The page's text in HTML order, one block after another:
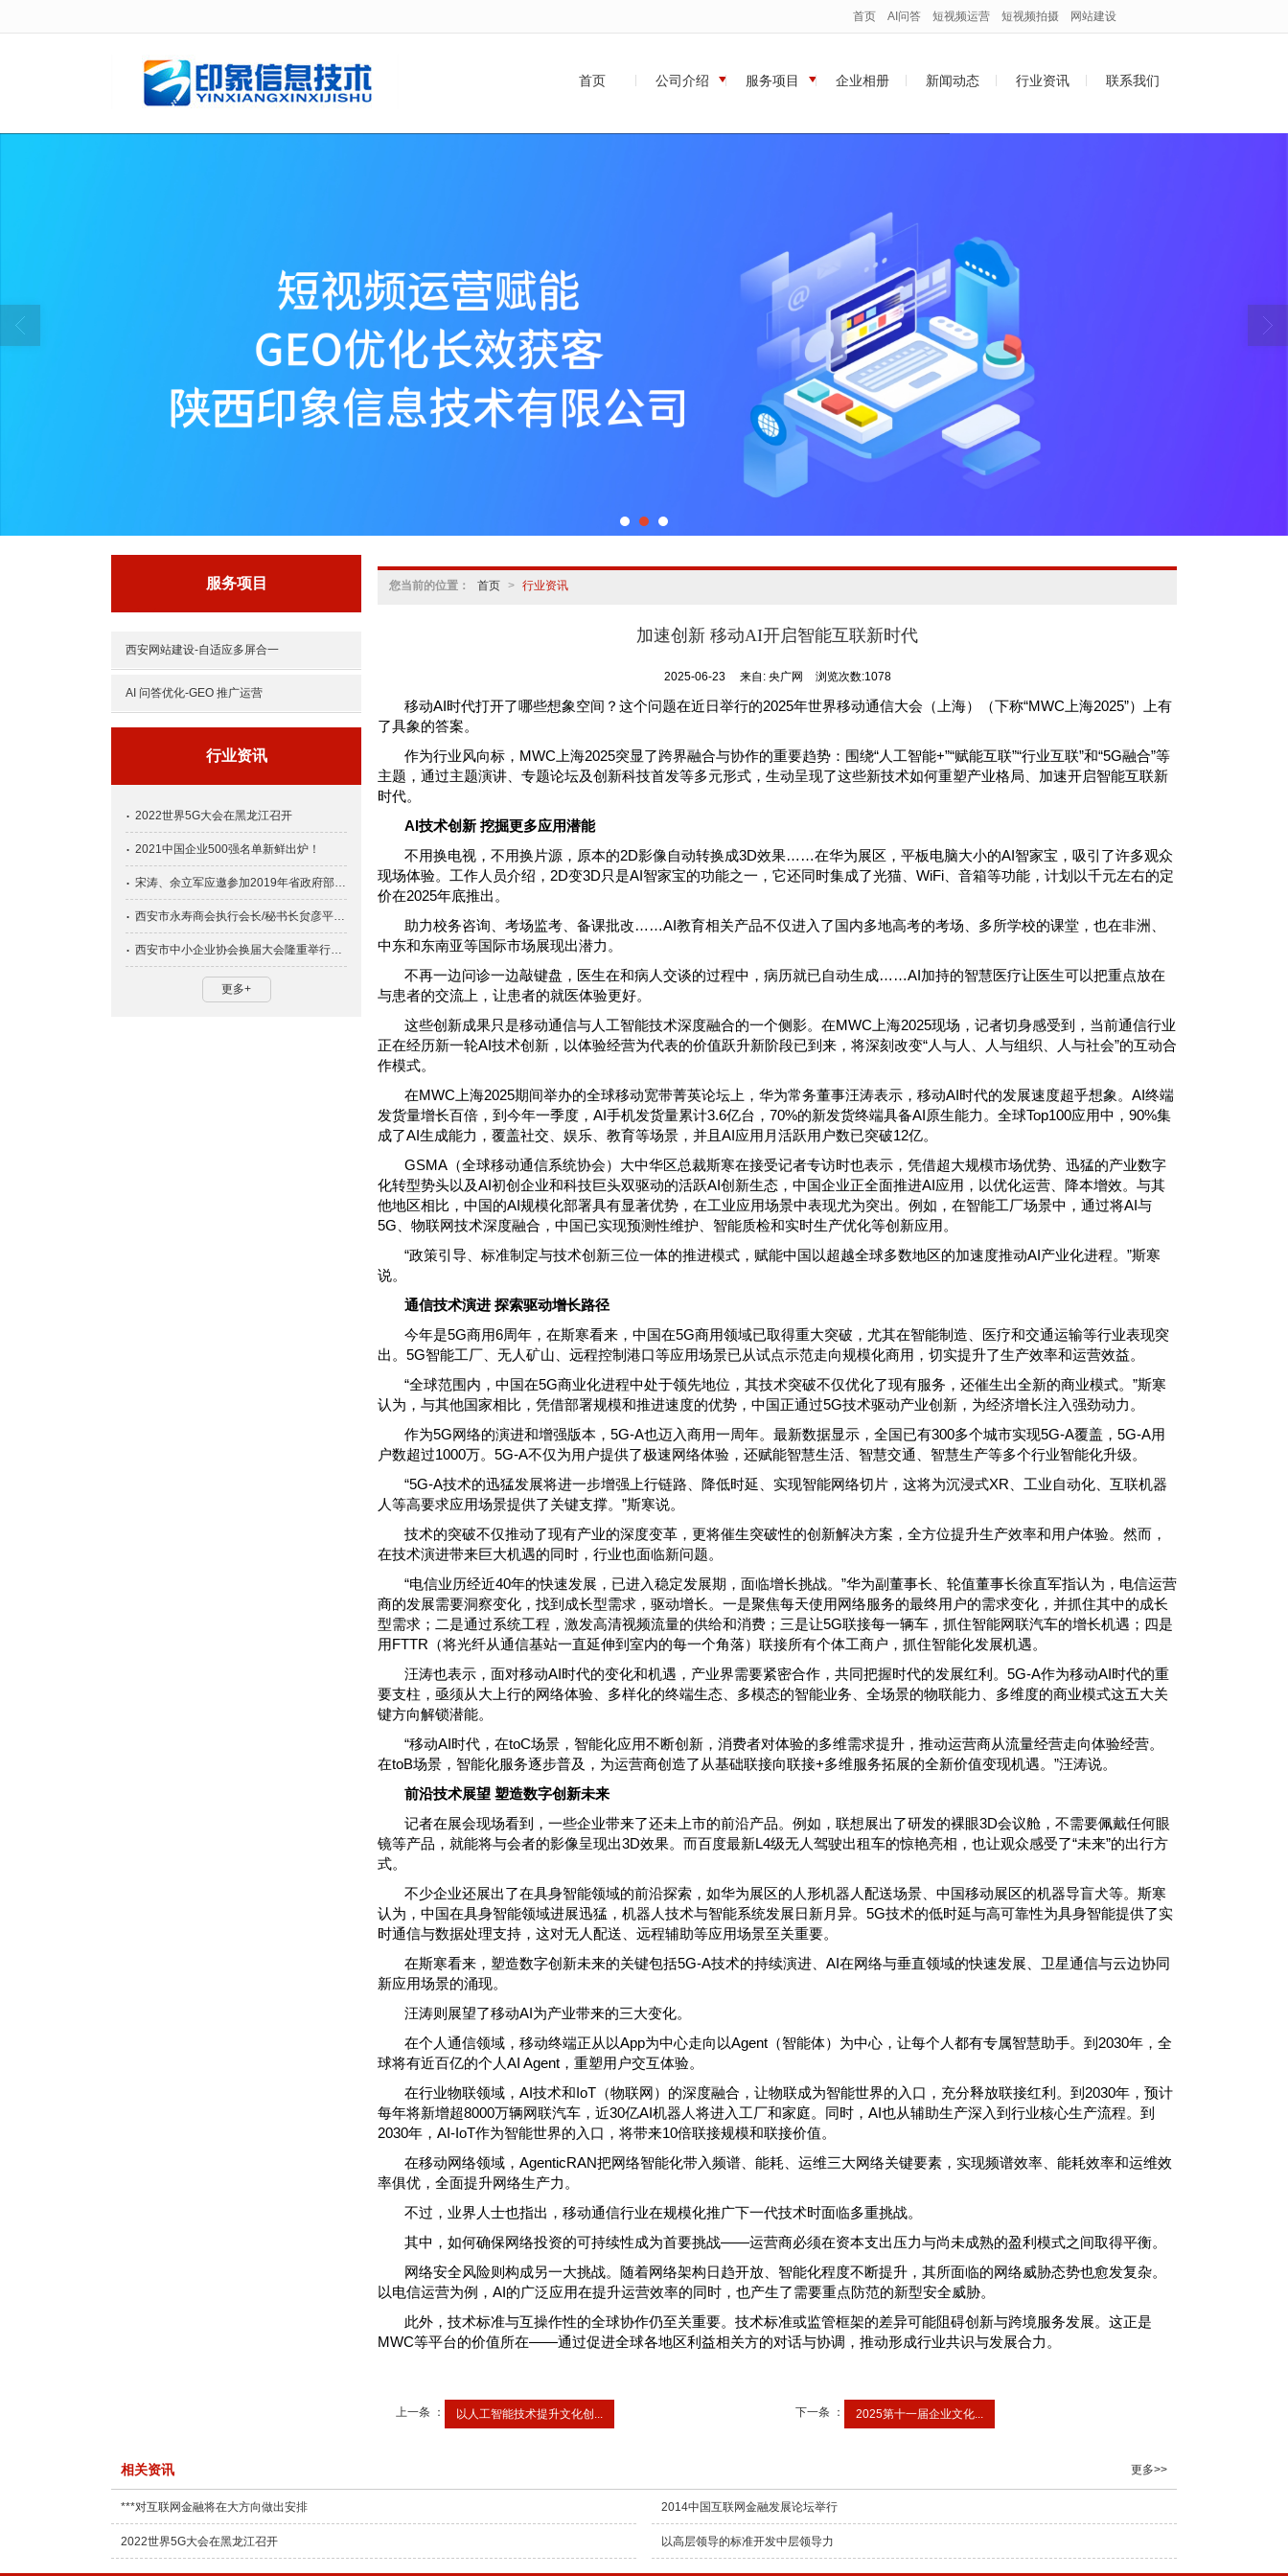
首页 AI问答 短视频运营 短视频拍摄 网站建设
首页 公司介绍 服务项目 企业相册 新闻动态 行业资讯 联系我们
您当前的位置： 首页 > 行业资讯
加速创新 移动AI开启智能互联新时代
2025-06-23 来自: 央广网 浏览次数:1078
移动AI时代打开了哪些想象空间？这个问题在近日举行的2025年世界移动通信大会（上海）（下称“MWC上海2025”）上有
了具象的答案。
作为行业风向标，MWC上海2025突显了跨界融合与协作的重要趋势：围绕“人工智能+”“赋能互联”“行业互联”和“5G融合”等
主题，通过主题演讲、专题论坛及创新科技首发等多元形式，生动呈现了这些新技术如何重塑产业格局、加速开启智能互联新
时代。
AI技术创新 挖掘更多应用潜能
不用换电视，不用换片源，原本的2D影像自动转换成3D效果……在华为展区，平板电脑大小的AI智家宝，吸引了许多观众
现场体验。工作人员介绍，2D变3D只是AI智家宝的功能之一，它还同时集成了光猫、WiFi、音箱等功能，计划以千元左右的定
价在2025年底推出。
助力校务咨询、考场监考、备课批改……AI教育相关产品不仅进入了国内多地高考的考场、多所学校的课堂，也在非洲、
中东和东南亚等国际市场展现出潜力。
不再一边问诊一边敲键盘，医生在和病人交谈的过程中，病历就已自动生成……AI加持的智慧医疗让医生可以把重点放在
与患者的交流上，让患者的就医体验更好。
这些创新成果只是移动通信与人工智能技术深度融合的一个侧影。在MWC上海2025现场，记者切身感受到，当前通信行业
正在经历新一轮AI技术创新，以体验经营为代表的价值跃升新阶段已到来，将深刻改变“人与人、人与组织、人与社会”的互动合
作模式。
在MWC上海2025期间举办的全球移动宽带菁英论坛上，华为常务董事汪涛表示，移动AI时代的发展速度超乎想象。AI终端
发货量增长百倍，到今年一季度，AI手机发货量累计3.6亿台，70%的新发货终端具备AI原生能力。全球Top100应用中，90%集
成了AI生成能力，覆盖社交、娱乐、教育等场景，并且AI应用月活跃用户数已突破12亿。
GSMA（全球移动通信系统协会）大中华区总裁斯寒在接受记者专访时也表示，凭借超大规模市场优势、迅猛的产业数字
化转型势头以及AI初创企业和科技巨头双驱动的活跃AI创新生态，中国企业正全面推进AI应用，以优化运营、降本增效。与其
他地区相比，中国的AI规模化部署具有显著优势，在工业应用场景中表现尤为突出。例如，在智能工厂场景中，通过将AI与
5G、物联网技术深度融合，中国已实现预测性维护、智能质检和实时生产优化等创新应用。
“政策引导、标准制定与技术创新三位一体的推进模式，赋能中国以超越全球多数地区的加速度推动AI产业化进程。”斯寒
说。
通信技术演进 探索驱动增长路径
今年是5G商用6周年，在斯寒看来，中国在5G商用领域已取得重大突破，尤其在智能制造、医疗和交通运输等行业表现突
出。5G智能工厂、无人矿山、远程控制港口等应用场景已从试点示范走向规模化商用，切实提升了生产效率和运营效益。
“全球范围内，中国在5G商业化进程中处于领先地位，其技术突破不仅优化了现有服务，还催生出全新的商业模式。”斯寒
认为，与其他国家相比，凭借部署规模和推进速度的优势，中国正通过5G技术驱动产业创新，为经济增长注入强劲动力。
作为5G网络的演进和增强版本，5G-A也迈入商用一周年。最新数据显示，全国已有300多个城市实现5G-A覆盖，5G-A用
户数超过1000万。5G-A不仅为用户提供了极速网络体验，还赋能智慧生活、智慧交通、智慧生产等多个行业智能化升级。
“5G-A技术的迅猛发展将进一步增强上行链路、降低时延、实现智能网络切片，这将为沉浸式XR、工业自动化、互联机器
人等高要求应用场景提供了关键支撑。”斯寒说。
技术的突破不仅推动了现有产业的深度变革，更将催生突破性的创新解决方案，全方位提升生产效率和用户体验。然而，
在技术演进带来巨大机遇的同时，行业也面临新问题。
“电信业历经近40年的快速发展，已进入稳定发展期，面临增长挑战。”华为副董事长、轮值董事长徐直军指认为，电信运营
商的发展需要洞察变化，找到成长型需求，驱动增长。一是聚焦每天使用网络服务的最终用户的需求变化，并抓住其中的成长
型需求；二是通过系统工程，激发高清视频流量的供给和消费；三是让5G联接每一辆车，抓住智能网联汽车的增长机遇；四是
用FTTR（将光纤从通信基站一直延伸到室内的每一个角落）联接所有个体工商户，抓住智能化发展机遇。
汪涛也表示，面对移动AI时代的变化和机遇，产业界需要紧密合作，共同把握时代的发展红利。5G-A作为移动AI时代的重
要支柱，亟须从大上行的网络体验、多样化的终端生态、多模态的智能业务、全场景的物联能力、多维度的商业模式这五大关
键方向解锁潜能。
“移动AI时代，在toC场景，智能化应用不断创新，消费者对体验的多维需求提升，推动运营商从流量经营走向体验经营。
在toB场景，智能化服务逐步普及，为运营商创造了从基础联接向联接+多维服务拓展的全新价值变现机遇。”汪涛说。
前沿技术展望 塑造数字创新未来
记者在展会现场看到，一些企业带来了还未上市的前沿产品。例如，联想展出了研发的裸眼3D会议舱，不需要佩戴任何眼
镜等产品，就能将与会者的影像呈现出3D效果。而百度最新L4级无人驾驶出租车的惊艳亮相，也让观众感受了“未来”的出行方
式。
不少企业还展出了在具身智能领域的前沿探索，如华为展区的人形机器人配送场景、中国移动展区的机器导盲犬等。斯寒
认为，中国在具身智能领域进展迅猛，机器人技术与智能系统发展日新月异。5G技术的低时延与高可靠性为具身智能提供了实
时通信与数据处理支持，这对无人配送、远程辅助等应用场景至关重要。
在斯寒看来，塑造数字创新未来的关键包括5G-A技术的持续演进、AI在网络与垂直领域的快速发展、卫星通信与云边协同
新应用场景的涌现。
汪涛则展望了移动AI为产业带来的三大变化。
在个人通信领域，移动终端正从以App为中心走向以Agent（智能体）为中心，让每个人都有专属智慧助手。到2030年，全
球将有近百亿的个人AI Agent，重塑用户交互体验。
在行业物联领域，AI技术和IoT（物联网）的深度融合，让物联成为智能世界的入口，充分释放联接红利。到2030年，预计
每年将新增超8000万辆网联汽车，近30亿AI机器人将进入工厂和家庭。同时，AI也从辅助生产深入到行业核心生产流程。到
2030年，AI-IoT作为智能世界的入口，将带来10倍联接规模和联接价值。
在移动网络领域，AgenticRAN把网络智能化带入频谱、能耗、运维三大网络关键要素，实现频谱效率、能耗效率和运维效
率俱优，全面提升网络生产力。
不过，业界人士也指出，移动通信行业在规模化推广下一代技术时面临多重挑战。
其中，如何确保网络投资的可持续性成为首要挑战——运营商必须在资本支出压力与尚未成熟的盈利模式之间取得平衡。
网络安全风险则构成另一大挑战。随着网络架构日趋开放、智能化程度不断提升，其所面临的网络威胁态势也愈发复杂。
以电信运营为例，AI的广泛应用在提升运营效率的同时，也产生了需要重点防范的新型安全威胁。
此外，技术标准与互操作性的全球协作仍至关重要。技术标准或监管框架的差异可能阻碍创新与跨境服务发展。这正是
MWC等平台的价值所在——通过促进全球各地区利益相关方的对话与协调，推动形成行业共识与发展合力。
上一条 ： 以人工智能技术提升文化创... 下一条 ： 2025第十一届企业文化...
服务项目
西安网站建设-自适应多屏合一
AI 问答优化-GEO 推广运营
行业资讯
2022世界5G大会在黑龙江召开
2021中国企业500强名单新鲜出炉！
宋涛、余立军应邀参加2019年省政府部门与民营企业季度恳谈会第四期会议
西安市永寿商会执行会长/秘书长贠彦平应邀出席第六届《长安论坛》
西安市中小企业协会换届大会隆重举行，刘钊再次当选会长
更多+
相关资讯 更多>>
***对互联网金融将在大方向做出安排 2014中国互联网金融发展论坛举行
2022世界5G大会在黑龙江召开 以高层领导的标准开发中层领导力